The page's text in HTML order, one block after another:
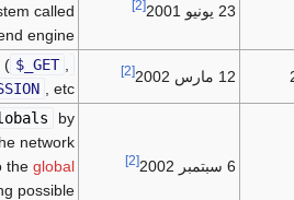
parse/execute tag-parsing system called
Introduced "superglobals" (
$_SESSION
Disabled
default. Data received over the network
is not inserted directly into the
namespace anymore, closing possible